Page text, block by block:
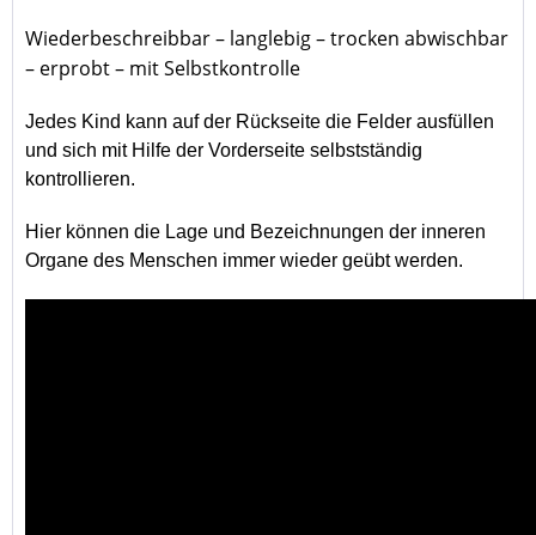
Wiederbeschreibbar – langlebig – trocken abwischbar
– erprobt – mit Selbstkontrolle
Jedes Kind kann auf der Rückseite die Felder ausfüllen
und sich mit Hilfe der Vorderseite selbstständig
kontrollieren.
Hier können die Lage und Bezeichnungen der inneren
Organe des Menschen immer wieder geübt werden.